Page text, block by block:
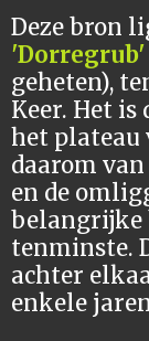
Deze bron
'Dorregrub'
geheten),
Keer. Het
het plateau
daarom
en de
belangrijke
tenminste.
achter
enkele